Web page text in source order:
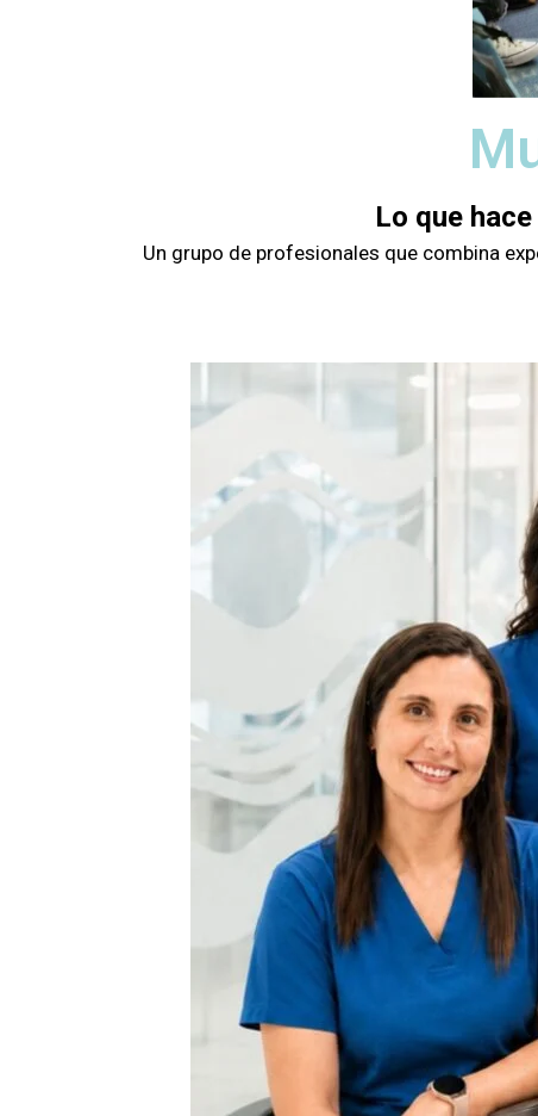
Lo que
Un grupo de profesionales que combina